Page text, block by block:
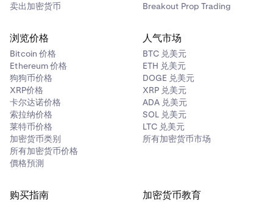
卖出加密货币
Breakout Prop Trading
浏览价格
Bitcoin 价格
Ethereum 价格
狗狗币价格
XRP价格
卡尔达诺价格
索拉纳价格
莱特币价格
加密货币类别
所有加密货币价格
價格預測
人气市场
BTC 兑美元
ETH 兑美元
DOGE 兑美元
XRP 兑美元
ADA 兑美元
SOL 兑美元
LTC 兑美元
所有加密货币市场
购买指南 加密货币教育